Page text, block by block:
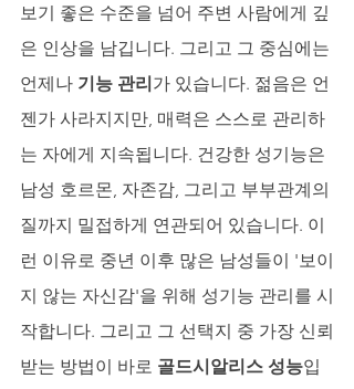
보기 좋은 수준을 넘어 주변 사람에게 깊
은 인상을 남깁니다. 그리고 그 중심에는
언제나 기능 관리가 있습니다. 젊음은 언
젠가 사라지지만, 매력은 스스로 관리하
는 자에게 지속됩니다. 건강한 성기능은
남성 호르몬, 자존감, 그리고 부부관계의
질까지 밀접하게 연관되어 있습니다. 이
런 이유로 중년 이후 많은 남성들이 '보이
지 않는 자신감'을 위해 성기능 관리를 시
작합니다. 그리고 그 선택지 중 가장 신뢰
받는 방법이 바로 골드시알리스 성능입